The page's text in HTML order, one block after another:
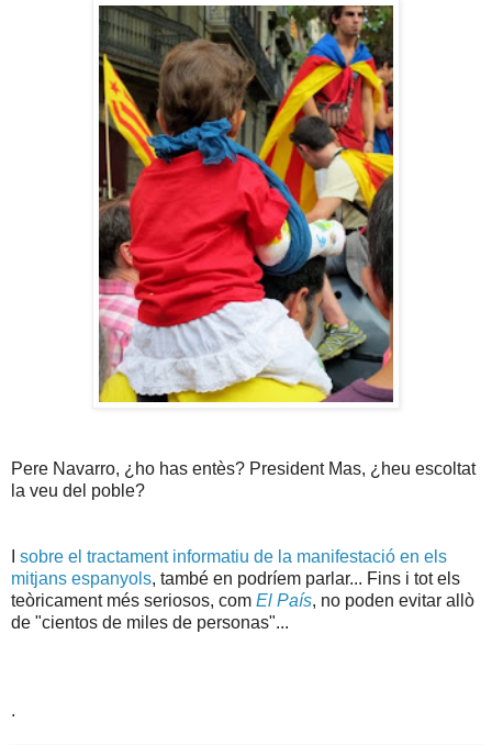
Pere Navarro, ¿ho has entès? President Mas, ¿heu escoltat
la veu del poble?
sobre el tractament informatiu de la manifestació en els
mitjans espanyols, també en podríem parlar... Fins i tot els
teòricament més seriosos, com El País, no poden evitar allò
de "cientos de miles de personas"...
.